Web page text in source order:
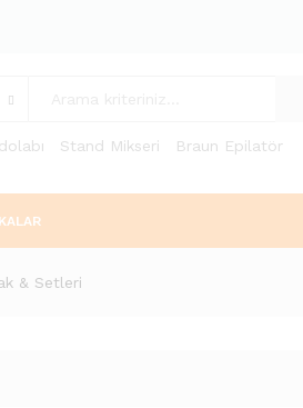
Stand Mikseri
Braun Epilatör
& Setleri